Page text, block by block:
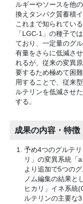
ルギーやソースを他
換えタンパク質蓄積
これまで知られてい
「LGC-1」の種子で
ており、一定量のグ
有量をさらに低減さ
れるが、従来の変異
要するため極めて困
用することで、従来
ルテリンを低減させ
する。
成果の内容・特徴
予め4つのグルテ
リ」の変異系統「
より追加で5つの
ノム編集の結果と
ヒカリ」イネ系統
ルテリンの主要な